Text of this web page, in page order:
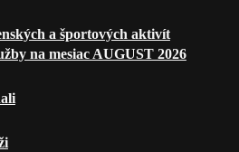
a športových aktivít
na mesiac AUGUST 2026